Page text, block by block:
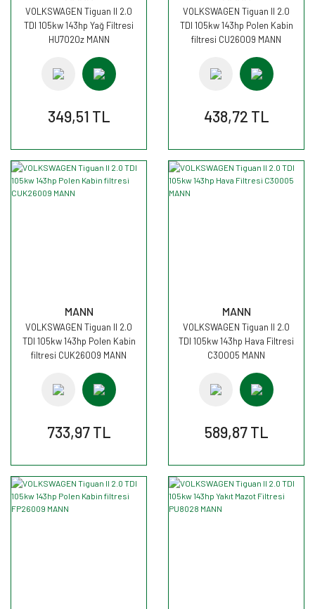
VOLKSWAGEN Tiguan II 2.0
TDI 105kw 143hp Yağ Filtresi
HU7020z MANN
349,51 TL
VOLKSWAGEN Tiguan II 2.0
TDI 105kw 143hp Polen Kabin
filtresi CU26009 MANN
438,72 TL
MANN
VOLKSWAGEN Tiguan II 2.0
TDI 105kw 143hp Polen Kabin
filtresi CUK26009 MANN
733,97 TL
MANN
VOLKSWAGEN Tiguan II 2.0
TDI 105kw 143hp Hava Filtresi
C30005 MANN
589,87 TL